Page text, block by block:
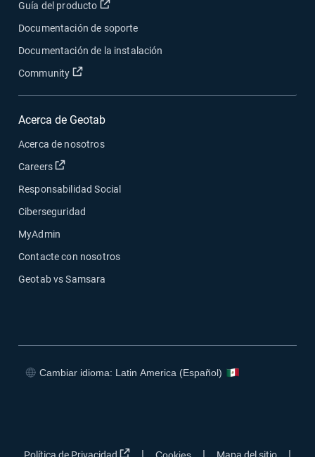
Guía del producto Abrir en una nueva ventana
Documentación de soporte
Documentación de la instalación
Community
Abrir en una nueva ventana
Acerca de Geotab
Acerca de nosotros
Careers
Abrir en una nueva ventana
Responsabilidad Social
Ciberseguridad
MyAdmin
Contacte con nosotros
Geotab vs Samsara
Cambiar idioma: Latin America (Español)
Abrir en una nueva ventana